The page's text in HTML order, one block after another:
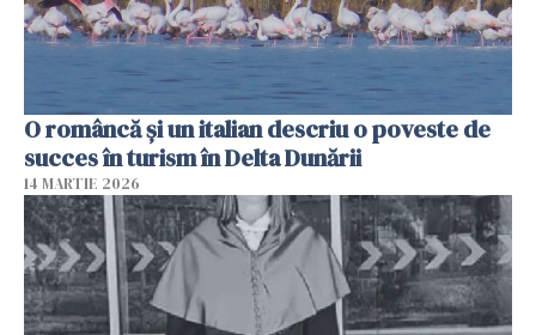
O româncă și un italian descriu o poveste de
succes în turism în Delta Dunării
14 MARTIE 2026